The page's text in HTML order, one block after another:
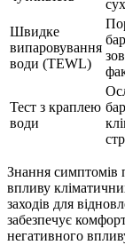
Швидке
випаровування
води (TEWL)
Тест з краплею
води
Знання симптомів
впливу
заходів для
забезпечує
негативного